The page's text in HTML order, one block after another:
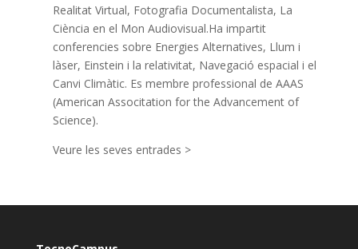
Realitat Virtual, Fotografia Documentalista, La
Ciència en el Mon Audiovisual.Ha impartit
conferencies sobre Energies Alternatives, Llum i
làser, Einstein i la relativitat, Navegació espacial i el
Canvi Climàtic. Es membre professional de AAAS
(American Associtation for the Advancement of
Science).
Veure les seves entrades >